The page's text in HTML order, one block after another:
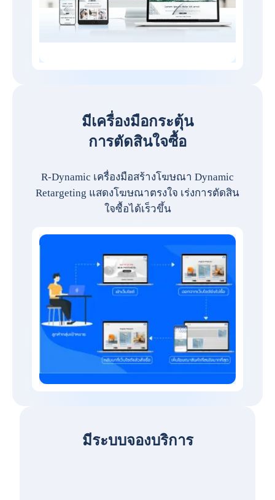
มีเครื่องมือกระตุ้น
การตัดสินใจซื้อ
R-Dynamic เครื่องมือสร้างโฆษณา Dynamic
Retargeting แสดงโฆษณาตรงใจ เร่งการตัดสิน
ใจซื้อได้เร็วขึ้น
มีระบบจองบริการ